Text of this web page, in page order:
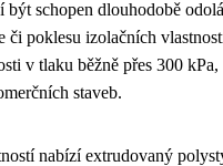
schopen dlouhodobě
či poklesu izolačních
v tlaku běžně přes 300
staveb.
nabízí extrudovaný